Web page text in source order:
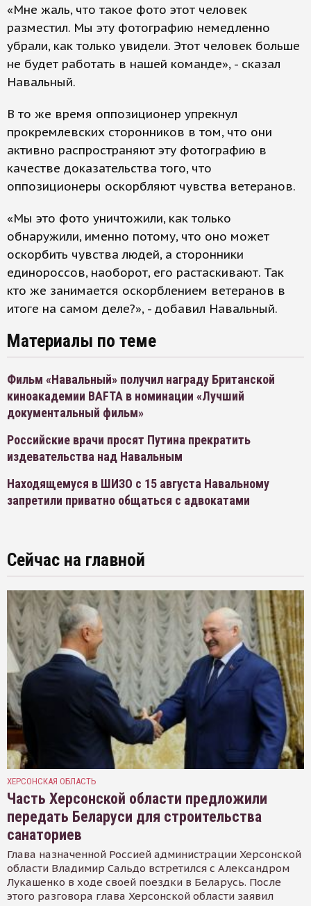
«Мне жаль, что такое фото этот человек
разместил. Мы эту фотографию немедленно
убрали, как только увидели. Этот человек больше
не будет работать в нашей команде», - сказал
Навальный.
В то же время оппозиционер упрекнул
прокремлевских сторонников в том, что они
активно распространяют эту фотографию в
качестве доказательства того, что
оппозиционеры оскорбляют чувства ветеранов.
«Мы это фото уничтожили, как только
обнаружили, именно потому, что оно может
оскорбить чувства людей, а сторонники
единороссов, наоборот, его растаскивают. Так
кто же занимается оскорблением ветеранов в
итоге на самом деле?», - добавил Навальный.
Материалы по теме
Фильм «Навальный» получил награду Британской
киноакадемии BAFTA в номинации «Лучший
документальный фильм»
Российские врачи просят Путина прекратить
издевательства над Навальным
Находящемуся в ШИЗО с 15 августа Навальному
запретили приватно общаться с адвокатами
Сейчас на главной
ХЕРСОНСКАЯ ОБЛАСТЬ
Часть Херсонской области предложили
передать Беларуси для строительства
санаториев
Глава назначенной Россией администрации Херсонской
области Владимир Сальдо встретился с Александром
Лукашенко в ходе своей поездки в Беларусь. После
этого разговора глава Херсонской области заявил